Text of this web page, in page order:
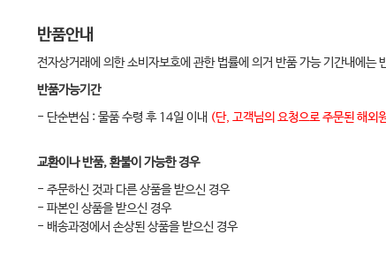
II. 심장재활(Cardiac Rehabilitation)
I. 통증관리(Pain Management)
제8장 임종 간호와 사별가족 간호(End-of-life Care and Bereaved
반품안내
전자상거래에 의한 소비자보호에 관한 법률에 의거 반품 가능 기간내에는
반품가능기간
- 단순변심 : 물품 수령 후 14일 이내 (단, 고객님의 요청으로 주문된 해외
교환이나 반품, 환불이 가능한 경우
- 주문하신 것과 다른 상품을 받으신 경우
- 파본인 상품을 받으신 경우
- 배송과정에서 손상된 상품을 받으신 경우